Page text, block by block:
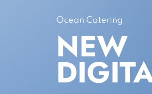
Ocean Catering
NEW